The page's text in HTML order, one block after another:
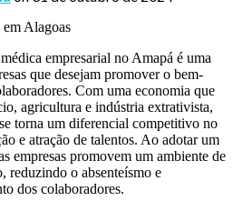
empresarial no Amapá é uma
que desejam promover o bem-
Com uma economia que
agricultura e indústria extrativista,
torna um diferencial competitivo no
e atração de talentos. Ao adotar um
empresas promovem um ambiente de
reduzindo o absenteísmo e
dos colaboradores.